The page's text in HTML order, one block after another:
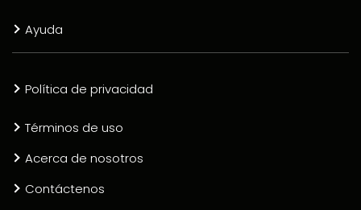
Ayuda
Política de privacidad
Términos de uso
Acerca de nosotros
Contáctenos